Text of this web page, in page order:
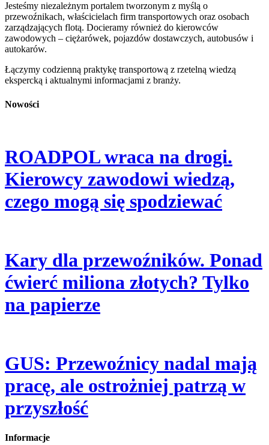
Jesteśmy niezależnym portalem tworzonym z myślą o
przewoźnikach, właścicielach firm transportowych oraz osobach
zarządzających flotą. Docieramy również do kierowców
zawodowych – ciężarówek, pojazdów dostawczych, autobusów i
autokarów.
Łączymy codzienną praktykę transportową z rzetelną wiedzą
ekspercką i aktualnymi informacjami z branży.
Nowości
ROADPOL wraca na drogi.
Kierowcy zawodowi wiedzą,
czego mogą się spodziewać
Kary dla przewoźników. Ponad
ćwierć miliona złotych? Tylko
na papierze
GUS: Przewoźnicy nadal mają
pracę, ale ostrożniej patrzą w
przyszłość
Informacje